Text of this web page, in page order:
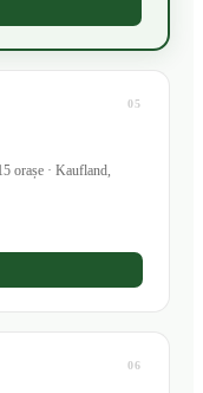
05
orașe · Kaufland,
06